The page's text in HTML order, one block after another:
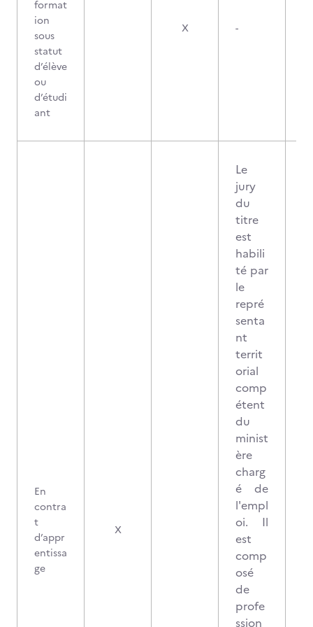
format
ion
sous
statut
d’élève
ou
d’étudi
ant
X -
En
contra
t
d’appr
entissa
ge
X
Le
jury
du
titre
est
habili
té par
le
repré
senta
nt
territ
orial
comp
étent
du
minist
ère
charg
é de
l'empl
oi. Il
est
comp
osé
de
profe
ssion